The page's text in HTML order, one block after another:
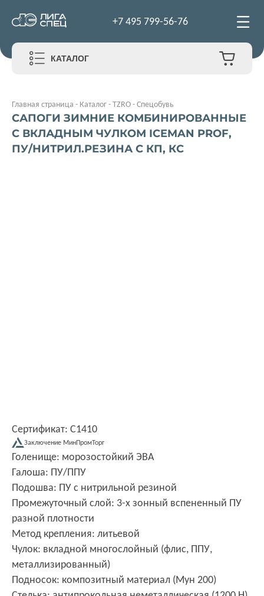
+7 495 799-56-76
КАТАЛОГ
Главная страница - Каталог-TZRO-Спецобувь
САПОГИ ЗИМНИЕ КОМБИНИРОВАННЫЕ
С ВКЛАДНЫМ ЧУЛКОМ ICEMAN PROF,
ПУ/НИТРИЛ.РЕЗИНА С КП, КС
Сертификат: С1410
Заключение МинПромТорг
Голенище: морозостойкий ЭВА
Галоша: ПУ/ППУ
Подошва: ПУ с нитрильной резиной
Промежуточный слой: 3-х зонный вспененный ПУ
разной плотности
Метод крепления: литьевой
Чулок: вкладной многослойный (флис, ППУ,
металлизированный)
Подносок: композитный материал (Мун 200)